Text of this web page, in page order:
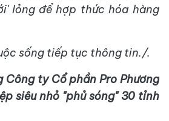
lỏng để hợp thức hóa hàng
sống tiếp tục thông tin./.
Công ty Cổ phần Pro Phương
siêu nhỏ "phủ sóng" 30 tỉnh